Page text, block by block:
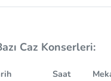
Caz Konserleri:
Saat